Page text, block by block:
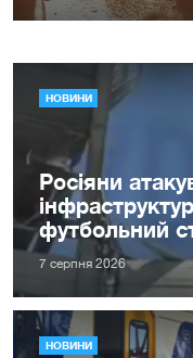
НОВИНИ
Росіяни
футбольний
7 серпня 2026
НОВИНИ